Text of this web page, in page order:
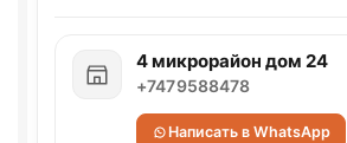
4 микрорайон дом 24
+7479588478
Написать в WhatsApp